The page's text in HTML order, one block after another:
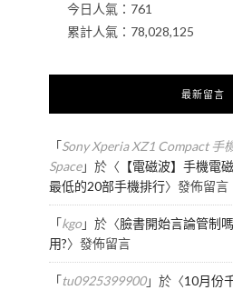
今日人氣： 761
累計人氣： 78,028,125
最新留言
「Sony Xperia XZ1 Compact 手
Space」於〈 【電磁波】手機電
最低的20部手機排行〉發佈留言
「kgo」於〈臉書開始言論管制
用?〉發佈留言
「tu0925399900」於〈10月份